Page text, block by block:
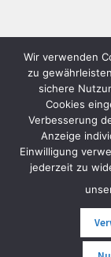
© FunShop
Wir verwenden
zu
sichere
Cookies
Verbesserung
Anzeige
Einwilligung
jederzeit zu